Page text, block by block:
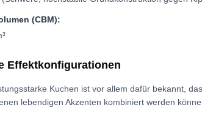
(CBM):
Effektkonfigurationen
Kuchen ist vor allem dafür bekannt,
lebendigen Akzenten kombiniert werden